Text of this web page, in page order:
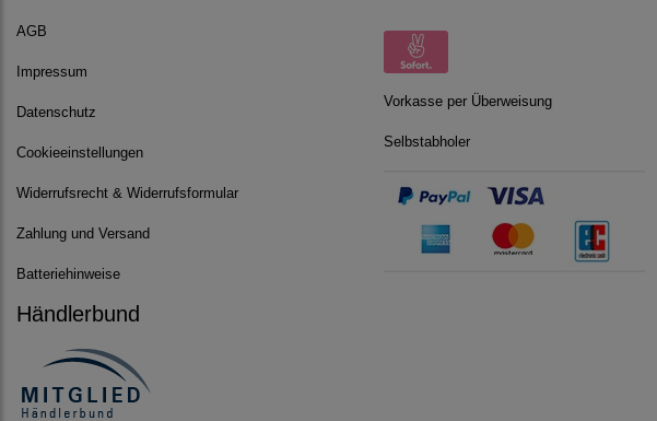
AGB
Impressum
Datenschutz
Cookieeinstellungen
Widerrufsrecht & Widerrufsformular
Zahlung und Versand
Batteriehinweise
Händlerbund
Vorkasse per Überweisung
Selbstabholer